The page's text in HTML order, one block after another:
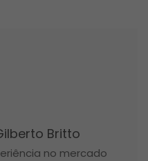
Britto
no mercado